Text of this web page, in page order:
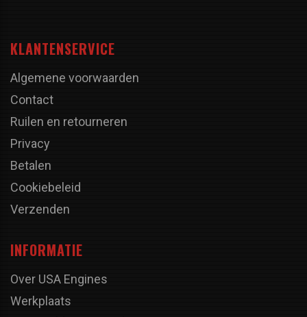
KLANTENSERVICE
Algemene voorwaarden
Contact
Ruilen en retourneren
Privacy
Betalen
Cookiebeleid
Verzenden
INFORMATIE
Over USA Engines
Werkplaats